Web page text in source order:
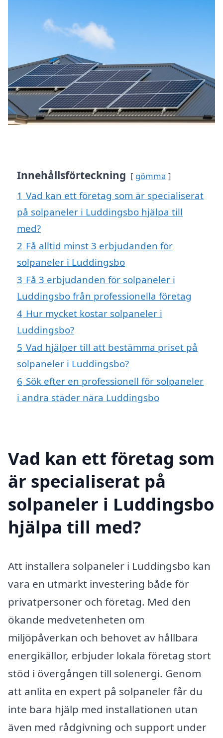
Innehållsförteckning gömma
1 Vad kan ett företag som är specialiserat
på solpaneler i Luddingsbo hjälpa till
med?
2 Få alltid minst 3 erbjudanden för
solpaneler i Luddingsbo
3 Få 3 erbjudanden för solpaneler i
Luddingsbo från professionella företag
4 Hur mycket kostar solpaneler i
Luddingsbo?
5 Vad hjälper till att bestämma priset på
solpaneler i Luddingsbo?
6 Sök efter en professionell för solpaneler
i andra städer nära Luddingsbo
Vad kan ett företag som
är specialiserat på
solpaneler i Luddingsbo
hjälpa till med?
Att installera solpaneler i Luddingsbo kan
vara en utmärkt investering både för
privatpersoner och företag. Med den
ökande medvetenheten om
miljöpåverkan och behovet av hållbara
energikällor, erbjuder lokala företag stort
stöd i övergången till solenergi. Genom
att anlita en expert på solpaneler får du
inte bara hjälp med installationen utan
även med rådgivning och support under